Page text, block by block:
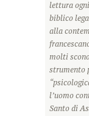
lettura
biblico
alla
molti
strumento
l’uomo
Santo di